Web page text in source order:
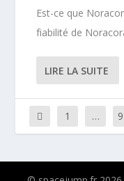
Est-ce que
fiabilité de
LIRE LA SUITE
1 …